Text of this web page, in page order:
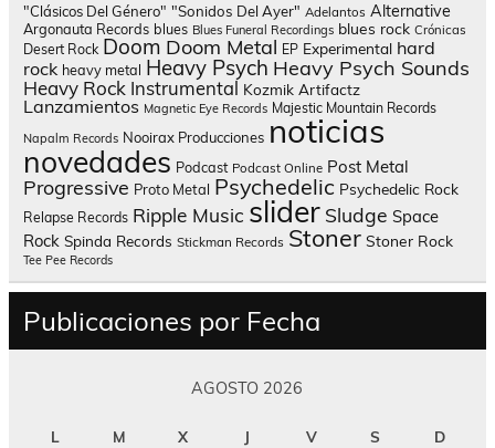
"Clásicos Del Género" "Sonidos Del Ayer" Adelantos Alternative
Argonauta Records blues Blues Funeral Recordings blues rock Crónicas
Desert Rock Doom Doom Metal EP Experimental hard
rock heavy metal Heavy Psych Heavy Psych Sounds
Heavy Rock Instrumental Kozmik Artifactz
Lanzamientos Magnetic Eye Records Majestic Mountain Records
Napalm Records Nooirax Producciones noticias
novedades Podcast Podcast Online Post Metal
Progressive Proto Metal Psychedelic Psychedelic Rock
Relapse Records Ripple Music slider Sludge Space
Rock Spinda Records Stickman Records Stoner Stoner Rock
Tee Pee Records
Publicaciones por Fecha
AGOSTO 2026
L M X J V S D